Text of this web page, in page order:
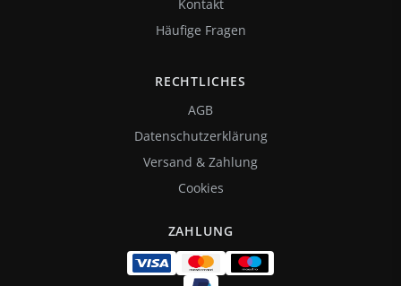
Kontakt
Häufige Fragen
RECHTLICHES
AGB
Datenschutzerklärung
Versand & Zahlung
Cookies
ZAHLUNG